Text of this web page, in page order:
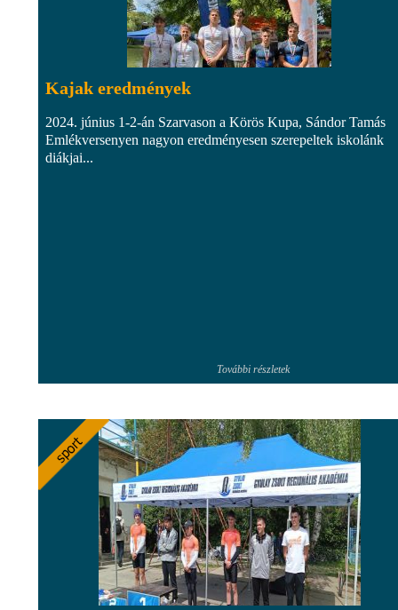
Kajak eredmények
2024. június 1-2-án Szarvason a Körös Kupa, Sándor Tamás
Emlékversenyen nagyon eredményesen szerepeltek iskolánk
diákjai...
További részletek